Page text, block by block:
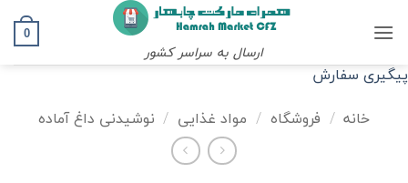
ارسال به سراسر کشور
0
پیگیری سفارش
خانه / فروشگاه / مواد غذایی / نوشیدنی داغ آماده